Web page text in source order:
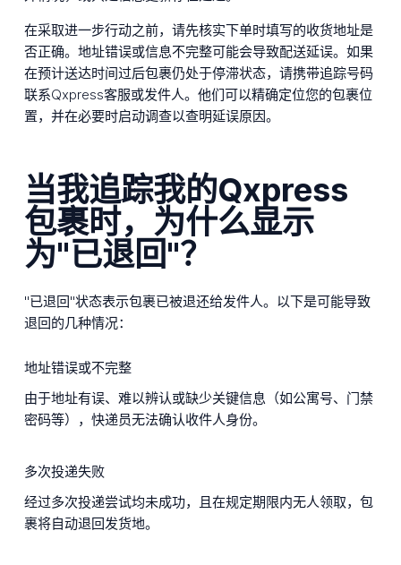
在采取进一步行动之前，请先核实下单时填写的收货地址是
否正确。地址错误或信息不完整可能会导致配送延误。如果
在预计送达时间过后包裹仍处于停滞状态，请携带追踪号码
联系Qxpress客服或发件人。他们可以精确定位您的包裹位
置，并在必要时启动调查以查明延误原因。
当我追踪我的Qxpress
包裹时，为什么显示
为"已退回"？
"已退回"状态表示包裹已被退还给发件人。以下是可能导致
退回的几种情况：
地址错误或不完整
由于地址有误、难以辨认或缺少关键信息（如公寓号、门禁
密码等），快递员无法确认收件人身份。
多次投递失败
经过多次投递尝试均未成功，且在规定期限内无人领取，包
裹将自动退回发货地。